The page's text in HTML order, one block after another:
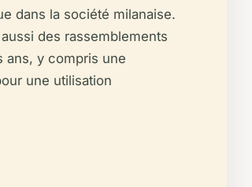
dans la société milanaise.
des rassemblements
ans, y compris une
une utilisation